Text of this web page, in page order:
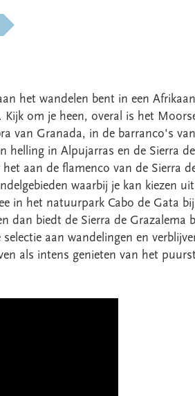
het wandelen bent in een
om je heen, overal is het
van Granada, in de barranco's
helling in Alpujarras en de Sierra de
aan de flamenco van de Sierra
waarbij je kan kiezen
in het natuurpark Cabo de Gata
dan biedt de Sierra de Grazalema
aan wandelingen en
als intens genieten van het